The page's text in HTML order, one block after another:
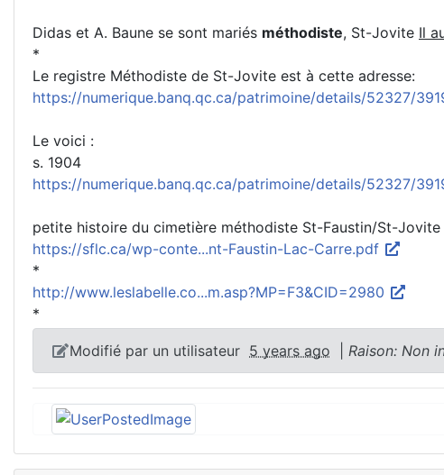
Didas et A. Baune se sont mariés méthodiste, St-Jovite Il
*
Le registre Méthodiste de St-Jovite est à cette adresse:
https://numerique.banq.qc.ca/patrimoine/details/52327/
Le voici :
s. 1904
https://numerique.banq.qc.ca/patrimoine/details/52327/
petite histoire du cimetière méthodiste St-Faustin/St-Jovite
https://sflc.ca/wp-conte...nt-Faustin-Lac-Carre.pdf
*
http://www.leslabelle.co...m.asp?MP=F3&CID=2980
*
Modifié par un utilisateur 5 years ago Raison: Non